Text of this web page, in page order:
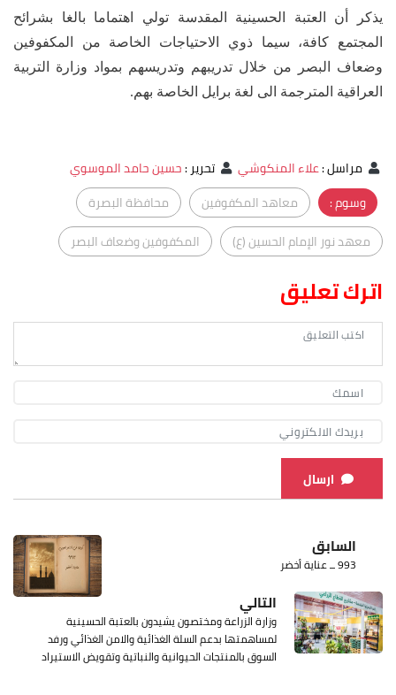
يذكر أن العتبة الحسينية المقدسة تولي اهتماما بالغا بشرائح
المجتمع كافة، سيما ذوي الاحتياجات الخاصة من المكفوفين
وضعاف البصر من خلال تدريبهم وتدريسهم بمواد وزارة التربية
العراقية المترجمة الى لغة برايل الخاصة بهم.
مراسل:علاء المنكوشي تحرير:حسين حامد الموسوي
وسوم :
معاهد المكفوفين
محافظة البصرة
معهد نور الإمام الحسين (ع)
المكفوفين وضعاف البصر
اترك تعليق
ارسال
السابق
993 ــ عناية أخضر
التالي
وزارة الزراعة ومختصون يشيدون بالعتبة الحسينية
لمساهمتها بدعم السلة الغذائية والامن الغذائي ورفد
السوق بالمنتجات الحيوانية والنباتية وتقويض الاستيراد